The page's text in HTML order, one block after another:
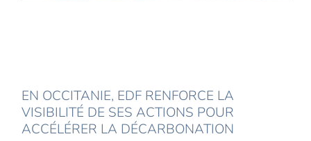
EN OCCITANIE, EDF RENFORCE LA
VISIBILITÉ DE SES ACTIONS POUR
ACCÉLÉRER LA DÉCARBONATION